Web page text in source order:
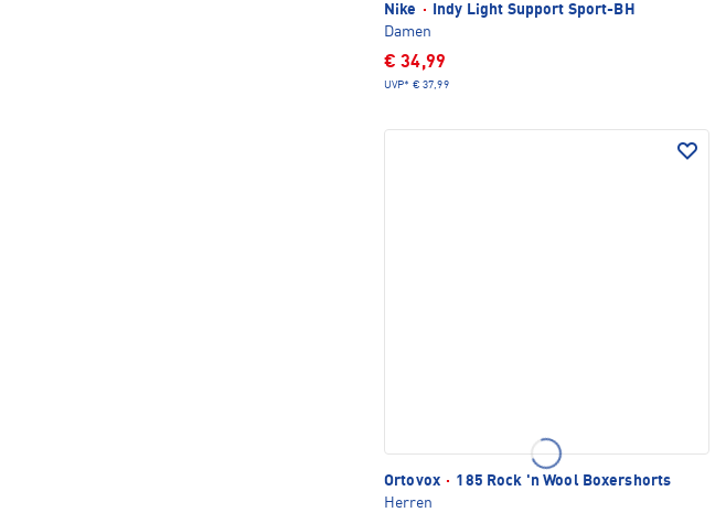
Nike ·
Indy Light Support Sport-BH
Damen
€ 34,99
UVP* € 37,99
Ortovox · 185 Rock 'n Wool Boxershorts
Herren